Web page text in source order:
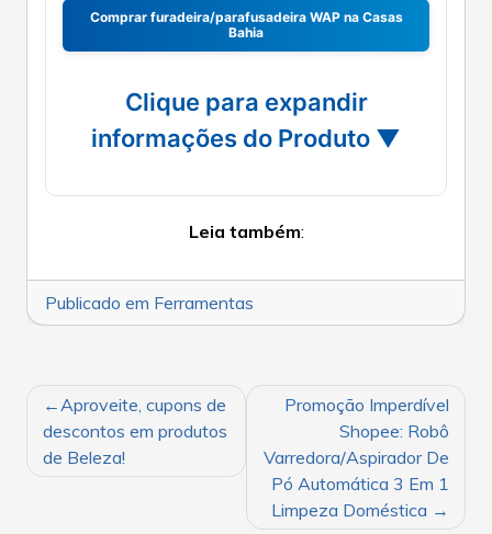
Comprar furadeira/parafusadeira WAP na Casas
Bahia
Clique para expandir
informações do Produto ▼
Leia também:
Publicado em Ferramentas
NAVEGAÇÃO
DE
POST
Aproveite, cupons de
descontos em produtos
de Beleza!
Promoção Imperdível
Shopee: Robô
Varredora/Aspirador De
Pó Automática 3 Em 1
Limpeza Doméstica